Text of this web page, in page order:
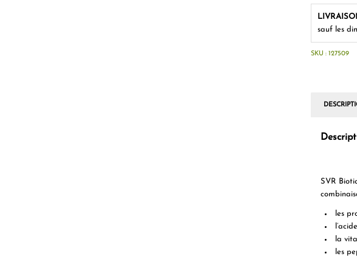
sauf les
SKU : 127509
SVR
les
la
les